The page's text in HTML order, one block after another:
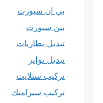
بي ان سبورت
بين سبورت
تبديل بطاريات
تبديل تواير
تركيب ستلايت
تركيب سيراميك